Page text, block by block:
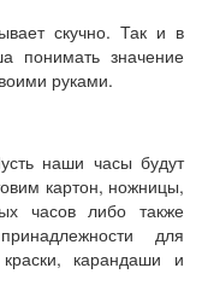
скучно. Так и в
понимать значение
руками.
наши часы будут
картон, ножницы,
часов либо также
для
карандаши и